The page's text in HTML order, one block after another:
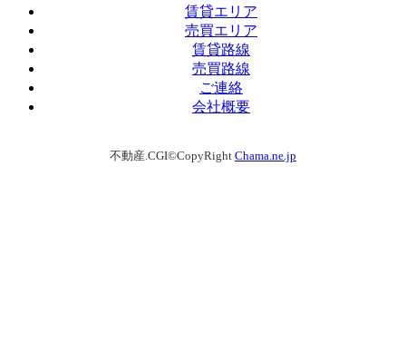
賃貸エリア
売買エリア
賃貸路線
売買路線
ご連絡
会社概要
不動産.CGI©CopyRight Chama.ne.jp